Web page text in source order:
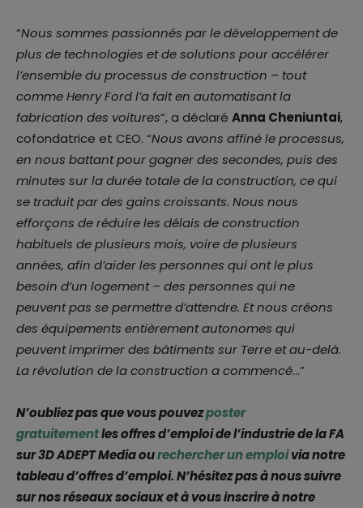
“Nous sommes passionnés par le développement de
plus de technologies et de solutions pour accélérer
l’ensemble du processus de construction – tout
comme Henry Ford l’a fait en automatisant la
fabrication des voitures“, a déclaré Anna Cheniuntai,
cofondatrice et CEO. “Nous avons affiné le processus,
en nous battant pour gagner des secondes, puis des
minutes sur la durée totale de la construction, ce qui
se traduit par des gains croissants. Nous nous
efforçons de réduire les délais de construction
habituels de plusieurs mois, voire de plusieurs
années, afin d’aider les personnes qui ont le plus
besoin d’un logement – des personnes qui ne
peuvent pas se permettre d’attendre. Et nous créons
des équipements entièrement autonomes qui
peuvent imprimer des bâtiments sur Terre et au-delà.
La révolution de la construction a commencé…”
N’oubliez pas que vous pouvezposter
gratuitementles offres d’emploi de l’industrie de la FA
sur 3D ADEPT Media ourechercher un emploivia notre
tableau d’offres d’emploi. N’hésitez pas à nous suivre
sur nos réseaux sociaux et à vous inscrire à notre